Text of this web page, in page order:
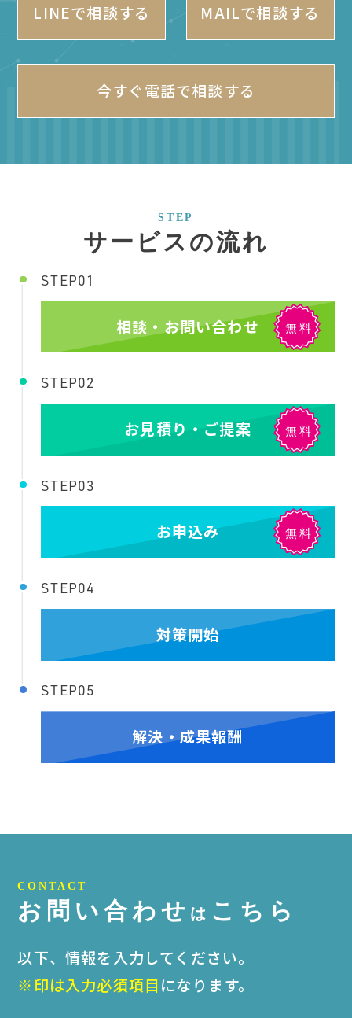
LINEで相談する MAILで相談する
今すぐ電話で相談する
STEP
サービスの流れ
STEP01
相談・お問い合わせ
STEP02
お見積り・ご提案
STEP03
お申込み
STEP04
対策開始
STEP05
解決・成果報酬
CONTACT
お問い合わせ は こちら
以下、情報を入力してください。
※印は入力必須項目になります。